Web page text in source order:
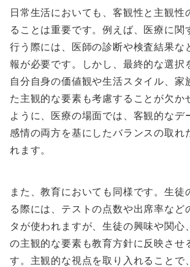
日常生活においても、客観性と主観性
ることは重要です。例えば、医療に関
行う際には、医師の診断や検査結果な
報が必要です。しかし、最終的な選択
自分自身の価値観や生活スタイル、家
た主観的な要素も考慮することが欠か
ように、医療の場面では、客観的なデ
感情の両方を基にしたバランスの取れ
れます。
また、教育においても同様です。生徒
る際には、テストの点数や出席率など
タが使われますが、生徒の興味や関心
の主観的な要素も教育方針に反映させ
す。主観的な視点を取り入れることで